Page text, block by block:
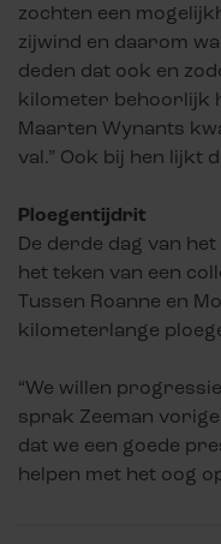
zochten een
zijwind en daarom
deden dat ook en
kilometer behoorlijk
Maarten Wynants
val.” Ook bij hen lijkt
Ploegentijdrit
De derde dag van
het teken van een
Tussen Roanne en
kilometerlange
“We willen
sprak Zeeman
dat we een goede
helpen met het oog